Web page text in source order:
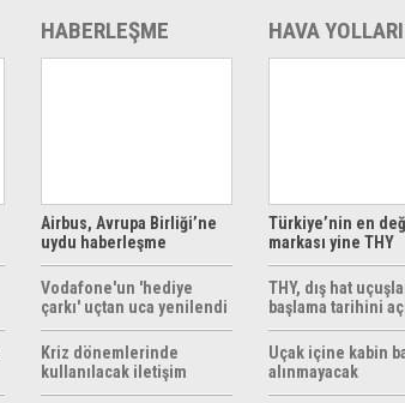
HABERLEŞME
Airbus, Avrupa Birliği’ne
uydu haberleşme
çözümleri sunuyor
Vodafone'un 'hediye
çarkı' uçtan uca yenilendi
Kriz dönemlerinde
kullanılacak iletişim
yöntemleri rehberi
HAVA YOLLARI
Türkiye’nin en
markası yine THY
THY, dış hat
başlama tarihini
Uçak içine kabin
alınmayacak